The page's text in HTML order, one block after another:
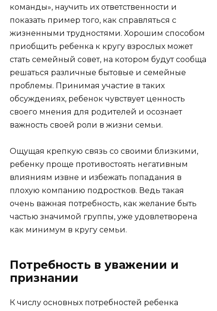
команды», научить их ответственности и
показать пример того, как справляться с
жизненными трудностями. Хорошим способом
приобщить ребенка к кругу взрослых может
стать семейный совет, на котором будут сообща
решаться различные бытовые и семейные
проблемы. Принимая участие в таких
обсуждениях, ребенок чувствует ценность
своего мнения для родителей и осознает
важность своей роли в жизни семьи.
Ощущая крепкую связь со своими близкими,
ребенку проще противостоять негативным
влияниям извне и избежать попадания в
плохую компанию подростков. Ведь такая
очень важная потребность, как желание быть
частью значимой группы, уже удовлетворена
как минимум в кругу семьи.
Потребность в уважении и
признании
К числу основных потребностей ребенка